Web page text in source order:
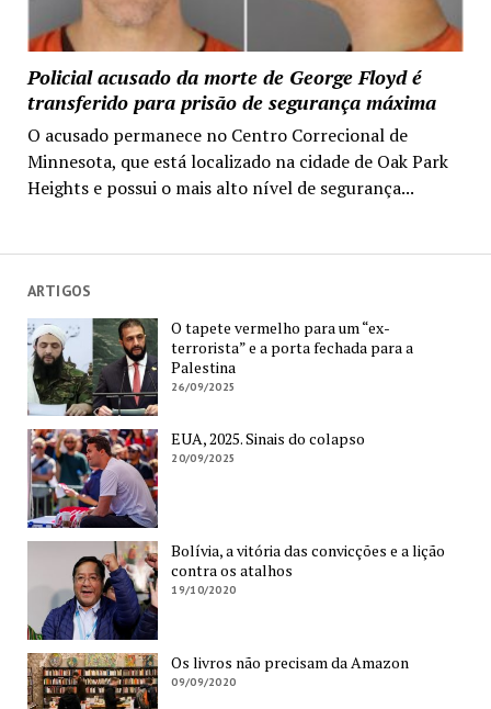
Policial acusado da morte de George Floyd é
transferido para prisão de segurança máxima
O acusado permanece no Centro Correcional de
Minnesota, que está localizado na cidade de Oak Park
Heights e possui o mais alto nível de segurança...
ARTIGOS
O tapete vermelho para um “ex-
terrorista” e a porta fechada para a
Palestina
26/09/2025
EUA, 2025. Sinais do colapso
20/09/2025
Bolívia, a vitória das convicções e a lição
contra os atalhos
19/10/2020
Os livros não precisam da Amazon
09/09/2020